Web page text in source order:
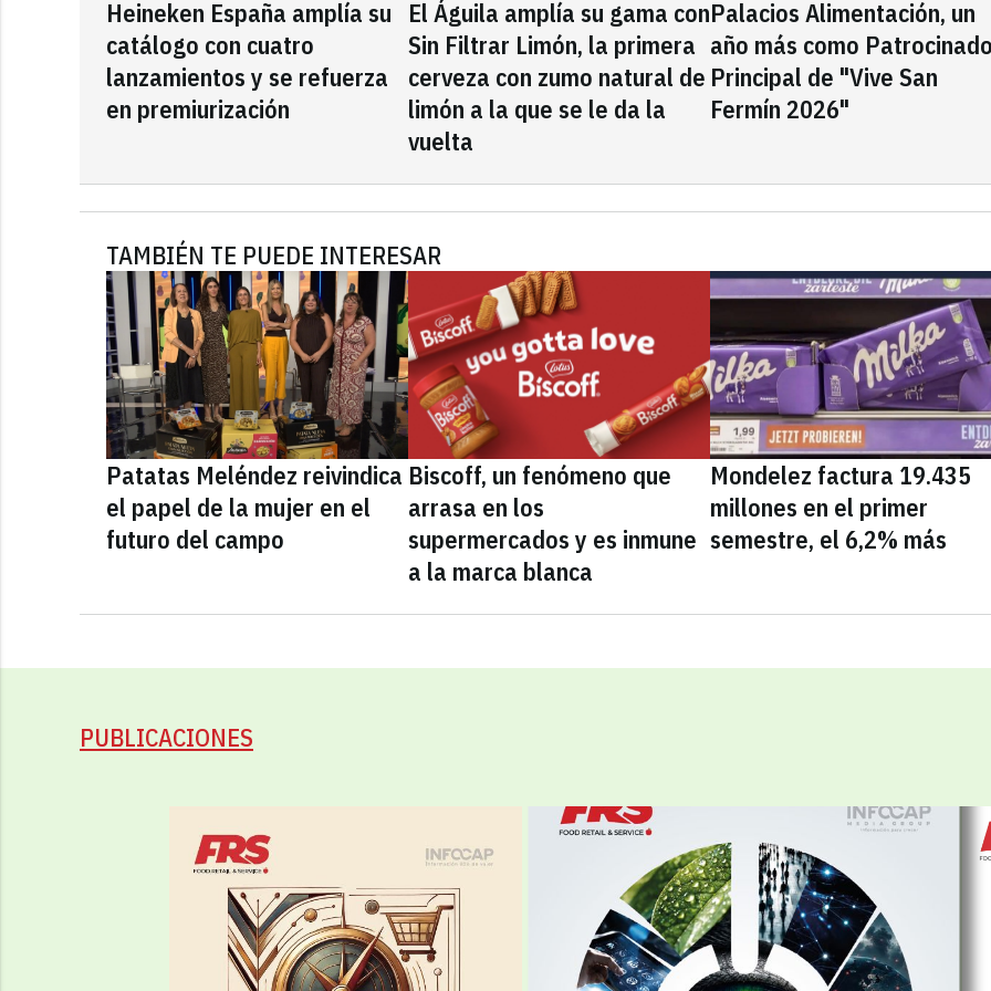
Heineken España amplía su
catálogo con cuatro
lanzamientos y se refuerza
en premiurización
El Águila amplía su gama con
Sin Filtrar Limón, la primera
cerveza con zumo natural de
limón a la que se le da la
vuelta
Palacios Alimentación, un
año más como
Principal de "Vive San
Fermín 2026"
TAMBIÉN TE PUEDE INTERESAR
Patatas Meléndez reivindica
el papel de la mujer en el
futuro del campo
Biscoff, un fenómeno que
arrasa en los
supermercados y es inmune
a la marca blanca
Mondelez factura 19.435
millones en el primer
semestre, el 6,2% más
PUBLICACIONES